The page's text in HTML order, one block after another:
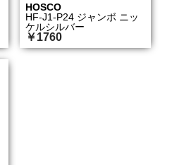
HOSCO
HF-J1-P24 ジャンボ ニッ
ケルシルバー
￥1760